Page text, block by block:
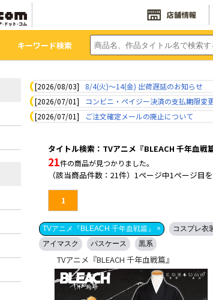
キーワード検索
[2026/08/03]
8/4(火)～14(金) 出荷遅延のお知らせ
[2026/07/01]
コンビニ・ペイジー決済の支払期限変
[2026/07/01]
ご注文確定メールの廃止について
タイトル検索：TVアニメ『BLEACH 千年血戦篇
21件の商品が見つかりました。
（該当商品件数：21件）1ページ中1ページ目
1
TVアニメ『BLEACH 千年血戦篇』 × コスプレ衣
アイマスク
パスケース 黒系
TVアニメ『BLEACH 千年血戦篇』